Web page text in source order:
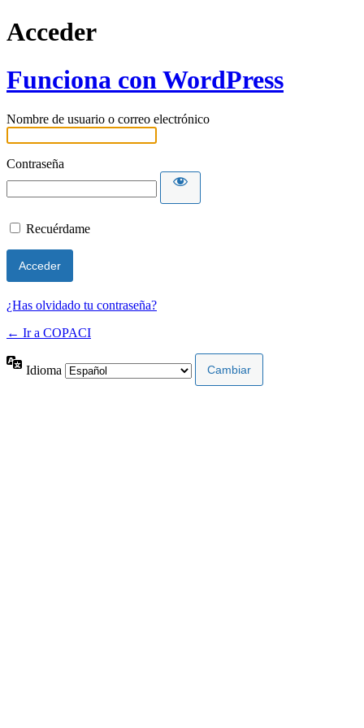
Acceder
Funciona con WordPress
Nombre de usuario o correo electrónico
Contraseña
Recuérdame
¿Has olvidado tu contraseña?
← Ir a COPACI
Idioma